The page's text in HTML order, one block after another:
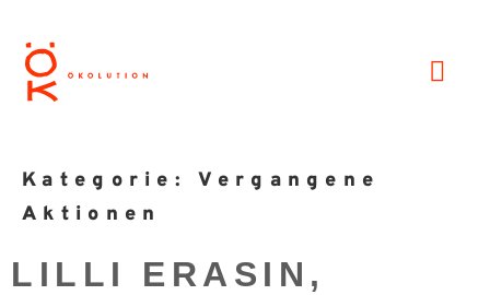
Kategorie:Vergangene
Aktionen
LILLI ERASIN,